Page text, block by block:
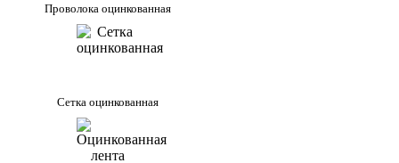
Проволока оцинкованная
Сетка оцинкованная